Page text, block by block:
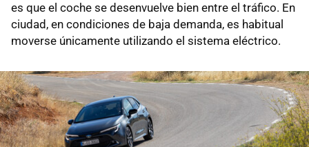
es que el coche se desenvuelve bien entre el tráfico. En
ciudad, en condiciones de baja demanda, es habitual
moverse únicamente utilizando el sistema eléctrico.